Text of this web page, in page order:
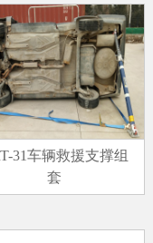
31车辆救援支撑组
套